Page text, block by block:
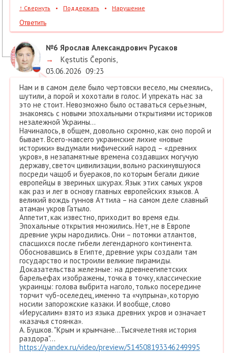
↑ Свернуть • Поддержать • Нарушение
Ответить
№6 Ярослав Александрович Русаков
→
Kęstutis Čeponis,
03.06.2026 09:23
Нам и в самом деле было чертовски весело, мы смеялись,
шутили, а порой и хохотали в голос. И упрекать нас за
это не стоит. Невозможно было оставаться серьезным,
знакомясь с новыми эпохальными открытиями историков
незалежной Украины…
Начиналось, в общем, довольно скромно, как оно порой и
бывает. Всего-навсего украинские лихие «новые
историки» выдумали мифический народ – «древних
укров», в незапамятные времена создавших могучую
державу, светоч цивилизации, вольно раскинувшуюся
посреди чащоб и буераков, по которым бегали дикие
европейцы в звериных шкурах. Язык этих самых укров
как раз и лег в основу главных европейских языков. А
великий вождь гуннов Аттила – на самом деле славный
атаман укров Гатыло.
Аппетит, как известно, приходит во время еды.
Эпохальные открытия множились. Нет, не в Европе
древние укры народились. Они – потомки атлантов,
спасшихся после гибели легендарного континента.
Обосновавшись в Египте, древние укры создали там
государство и построили великие пирамиды.
Доказательства железные: на древнеегипетских
барельефах изображены, точка в точку, классические
украинцы: голова выбрита наголо, только посередине
торчит чуб-оселедец, именно та «чупрына», которую
носили запорожские казаки. И вообще, слово
«Иерусалим» взято из языка древних укров и означает
«казачья стоянка».
А. Бушков. "Крым и крымчане...Тысячелетняя история
раздора"...
https://yandex.ru/video/preview/514508193346249995